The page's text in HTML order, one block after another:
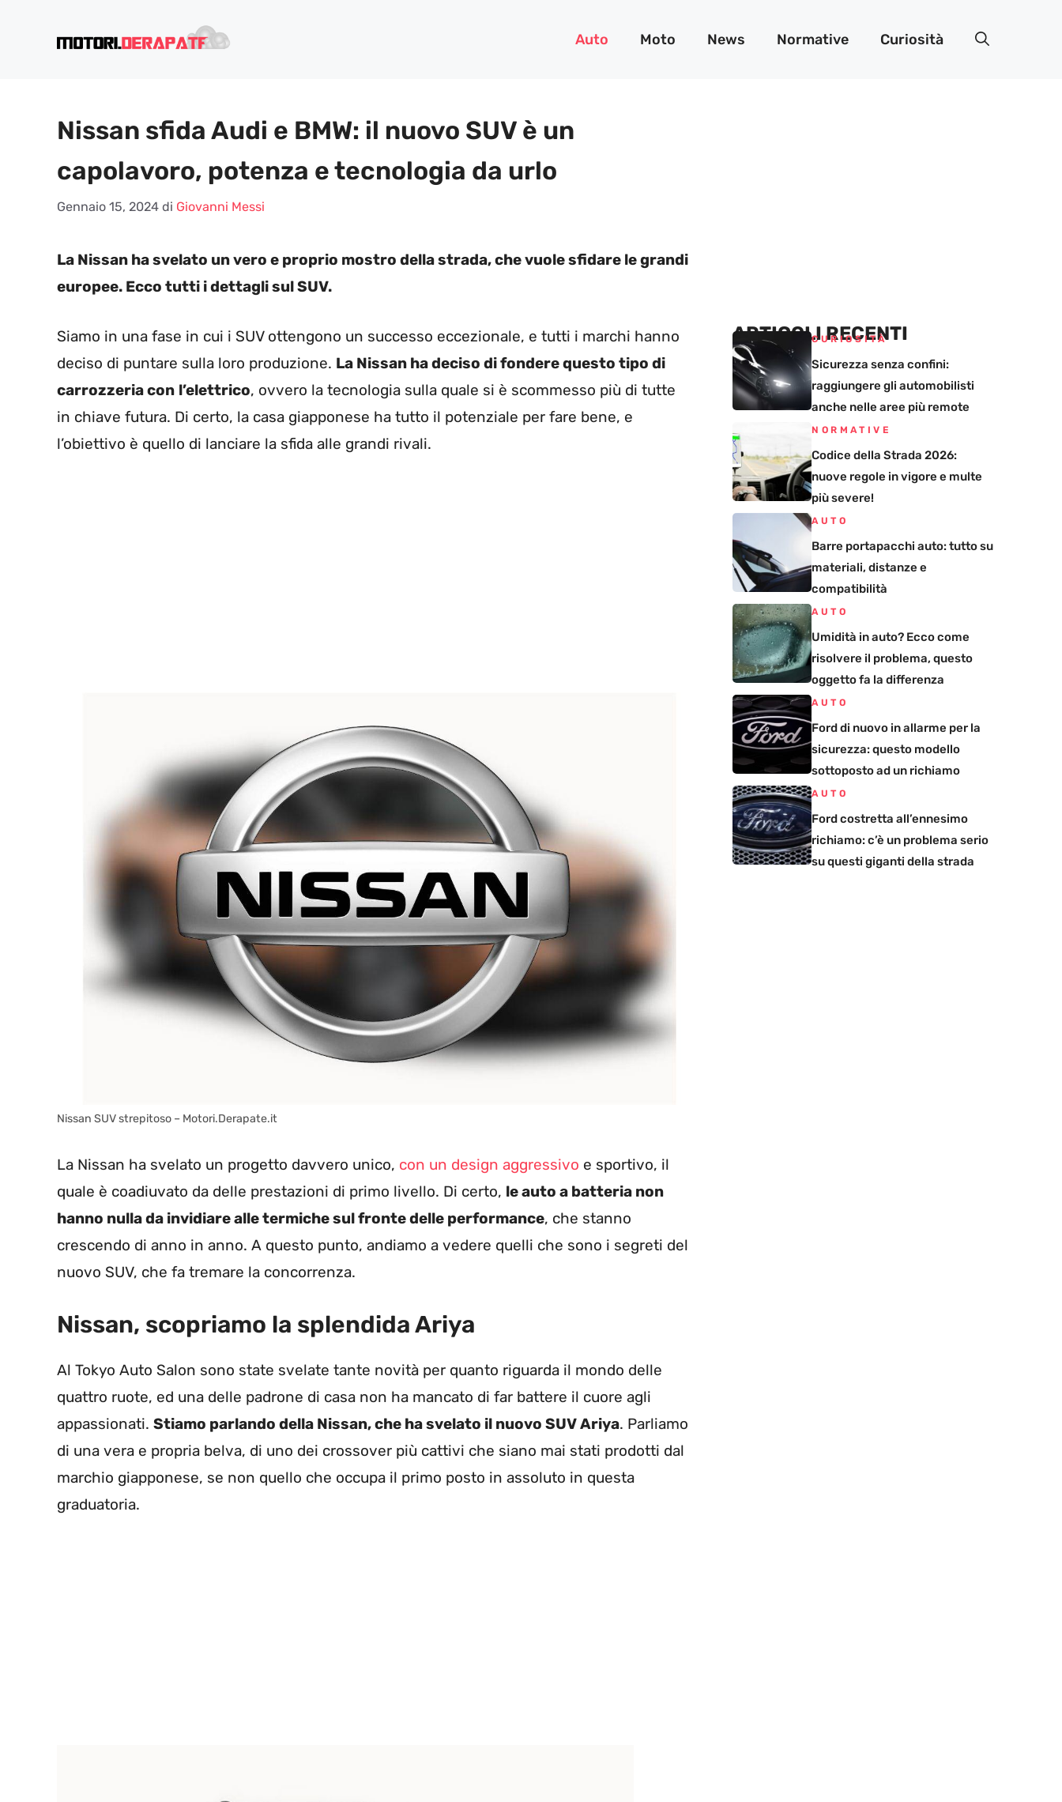
Auto Moto News Normative Curiosità
Nissan sfida Audi e BMW: il nuovo SUV è un
capolavoro, potenza e tecnologia da urlo
Gennaio 15, 2024 di Giovanni Messi
La Nissan ha svelato un vero e proprio mostro della strada, che vuole sfidare le grandi
europee. Ecco tutti i dettagli sul SUV.
Siamo in una fase in cui i SUV ottengono un successo eccezionale, e tutti i marchi hanno
deciso di puntare sulla loro produzione. La Nissan ha deciso di fondere questo tipo di
carrozzeria con l’elettrico, ovvero la tecnologia sulla quale si è scommesso più di tutte
in chiave futura. Di certo, la casa giapponese ha tutto il potenziale per fare bene, e
l’obiettivo è quello di lanciare la sfida alle grandi rivali.
Nissan SUV strepitoso – Motori.Derapate.it
La Nissan ha svelato un progetto davvero unico, con un design aggressivo e sportivo, il
quale è coadiuvato da delle prestazioni di primo livello. Di certo, le auto a batteria non
hanno nulla da invidiare alle termiche sul fronte delle performance, che stanno
crescendo di anno in anno. A questo punto, andiamo a vedere quelli che sono i segreti del
nuovo SUV, che fa tremare la concorrenza.
Nissan, scopriamo la splendida Ariya
Al Tokyo Auto Salon sono state svelate tante novità per quanto riguarda il mondo delle
quattro ruote, ed una delle padrone di casa non ha mancato di far battere il cuore agli
appassionati. Stiamo parlando della Nissan, che ha svelato il nuovo SUV Ariya. Parliamo
di una vera e propria belva, di uno dei crossover più cattivi che siano mai stati prodotti dal
marchio giapponese, se non quello che occupa il primo posto in assoluto in questa
graduatoria.
ARTICOLI RECENTI
CURIOSITÀ
Sicurezza senza confini:
raggiungere gli automobilisti
anche nelle aree più remote
NORMATIVE
Codice della Strada 2026:
nuove regole in vigore e multe
più severe!
AUTO
Barre portapacchi auto: tutto su
materiali, distanze e
compatibilità
AUTO
Umidità in auto? Ecco come
risolvere il problema, questo
oggetto fa la differenza
AUTO
Ford di nuovo in allarme per la
sicurezza: questo modello
sottoposto ad un richiamo
AUTO
Ford costretta all’ennesimo
richiamo: c’è un problema serio
su questi giganti della strada